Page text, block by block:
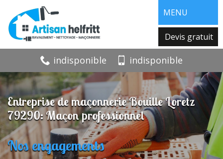
MENU
Devis gratuit
indisponible indisponible
Entreprise de maçonnerie Bouille Loretz
79290: Maçon professionnel
Nos engagements